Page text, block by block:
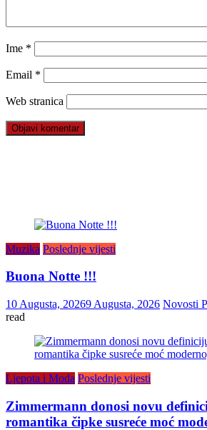
Ime *
Email *
Web stranica
Muzika Poslednje vijesti
Buona Notte !!!
10 Augusta, 20269 Augusta, 2026 Novosti
read
Ljepota i Moda Poslednje vijesti
Zimmermann donosi novu
romantika čipke susreće moć